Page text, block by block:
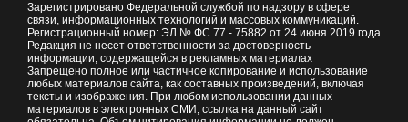
Зарегистрировано Федеральной службой по надзору в сфере
связи, информационных технологий и массовых коммуникаций.
Регистрационный номер: ЭЛ № ФС 77 - 75882 от 24 июня 2019 года
Редакция не несет ответственности за достоверность
информации, содержащейся в рекламных материалах
Запрещено полное или частичное копирование и использование
любых материалов сайта, как составных произведений, включая
тексты и изображения. При любом использовании данных
материалов в электронных СМИ, ссылка на данный сайт